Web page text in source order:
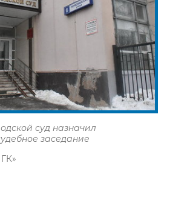
суд назначил
заседание